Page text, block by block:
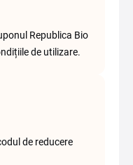
Republica Bio
de utilizare.
de reducere